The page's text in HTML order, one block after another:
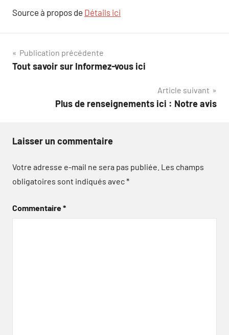
Source à propos de Détails ici
Navigation
de
Publication précédente
Tout savoir sur Informez-vous ici
Article suivant
Plus de renseignements ici : Notre avis
Laisser un commentaire
Votre adresse e-mail ne sera pas publiée. Les champs
obligatoires sont indiqués avec*
Commentaire*